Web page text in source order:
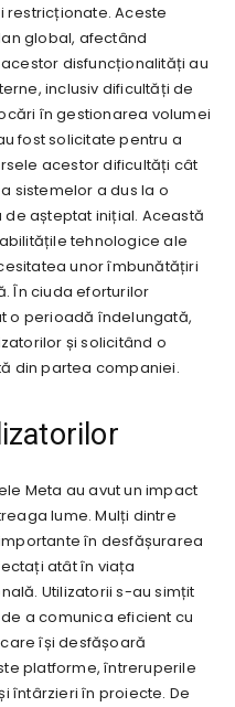
restricționate. Aceste
global, afectând
disfuncționalități au
inclusiv dificultăți de
în gestionarea volumei
fost solicitate pentru a
acestor dificultăți cât
sistemelor a dus la o
așteptat inițial. Această
tehnologice ale
unor îmbunătățiri
În ciuda eforturilor
o perioadă îndelungată,
și solicitând o
din partea companiei.
Meta au avut un impact
lume. Mulți dintre
în desfășurarea
atât în viața
Utilizatorii s-au simțit
a comunica eficient cu
își desfășoară
platforme, întreruperile
întârzieri în proiecte. De